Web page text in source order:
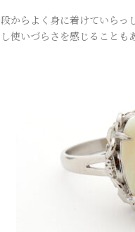
からよく身に着けていら
使いづらさを感じることも